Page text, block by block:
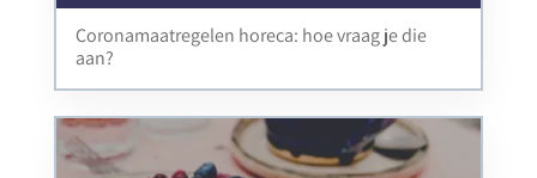
Coronamaatregelen horeca: hoe vraag je die
aan?